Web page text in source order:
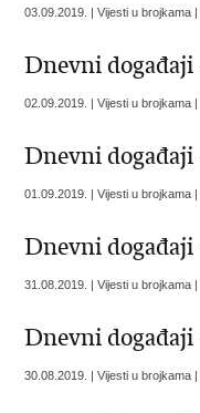
03.09.2019. | Vijesti u brojkama
Dnevni događaji
02.09.2019. | Vijesti u brojkama
Dnevni događaji
01.09.2019. | Vijesti u brojkama
Dnevni događaji
31.08.2019. | Vijesti u brojkama
Dnevni događaji
30.08.2019. | Vijesti u brojkama